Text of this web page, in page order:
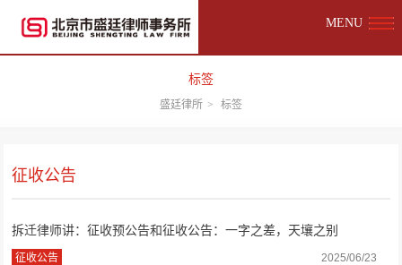
MENU
标签
盛廷律所 > 标签
征收公告
拆迁律师讲：征收预公告和征收公告：一字之差，天壤之别
征收公告 2025/06/23